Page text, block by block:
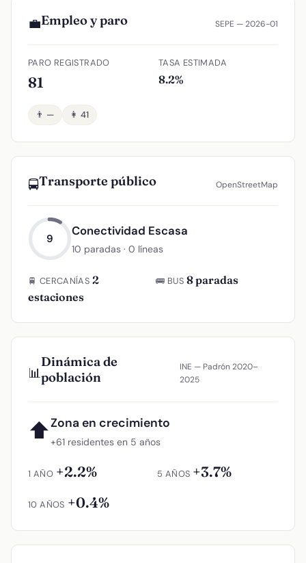
💼Empleo y paro SEPE — 2026-01
PARO REGISTRADO
81
TASA ESTIMADA
8.2%
👨 — 👩 41
🚍Transporte público OpenStreetMap
9
Conectividad Escasa
10 paradas · 0 líneas
🚆 CERCANÍAS 2
estaciones
🚌 BUS 8 paradas
📊
Dinámica de
población
INE — Padrón 2020–
2025
⬆Zona en crecimiento
+61 residentes en 5 años
1 AÑO +2.2% 5 AÑOS +3.7%
10 AÑOS +0.4%